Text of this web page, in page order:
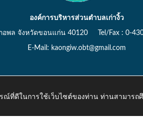
องค์การบริหารส่วนตำบลเก่างิ้ว
อพล จังหวัดขอนแก่น 40120 Tel/Fax : 0-
E-Mail: kaongiw.obt@gmail.com
ที่ดีในการใช้เว็บไซต์ของท่าน ท่านสามารถ